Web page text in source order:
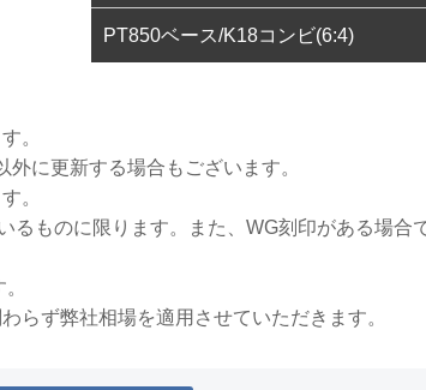
PT850ベース/K18コンビ(6:4)
。
に更新する場合もございます。
。
るものに限ります。また、WG刻印がある場
らず弊社相場を適用させていただきます。